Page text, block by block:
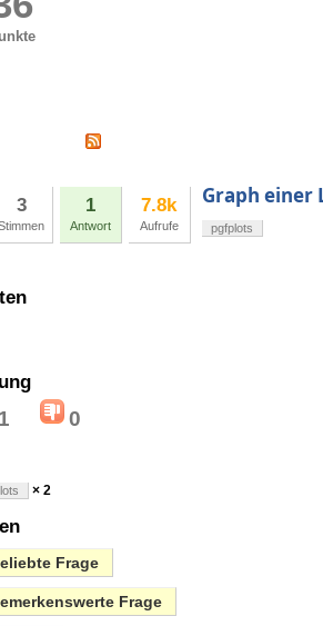
3 1
Antwort
7.8k
Aufrufe
Graph einer
pgfplots
1 0
× 2
Frage
Frage